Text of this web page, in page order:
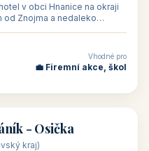
v obci Hnanice na okraji
od Znojma a nedaleko
Vhodné pro
💼 Firemní akce, škol
- Osička
kraj)